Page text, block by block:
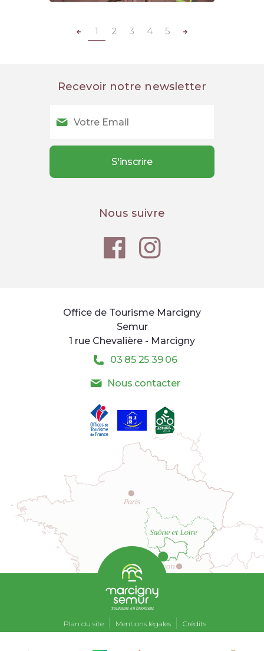
1 2 3 4 5
Recevoir notre newsletter
Nous suivre
Office de Tourisme Marcigny
Semur
1 rue Chevalière - Marcigny
03 85 25 39 06
Nous contacter
Tourisme en brionnais
Plan du site Mentions légales Crédits